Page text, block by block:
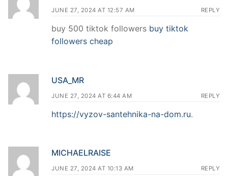
JUNE 27, 2024 AT 12:57 AM REPLY
buy 500 tiktok followers buy tiktok
followers cheap
USA_MR
JUNE 27, 2024 AT 6:44 AM REPLY
https://vyzov-santehnika-na-dom.ru.
MICHAELRAISE
JUNE 27, 2024 AT 10:13 AM REPLY